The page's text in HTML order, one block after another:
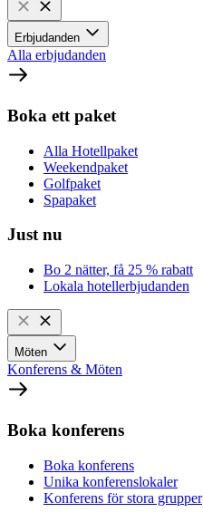
Erbjudanden
Alla erbjudanden
Boka ett paket
Alla Hotellpaket
Weekendpaket
Golfpaket
Spapaket
Just nu
Bo 2 nätter, få 25 % rabatt
Lokala hotellerbjudanden
Möten
Konferens & Möten
Boka konferens
Boka konferens
Unika konferenslokaler
Konferens för stora grupper